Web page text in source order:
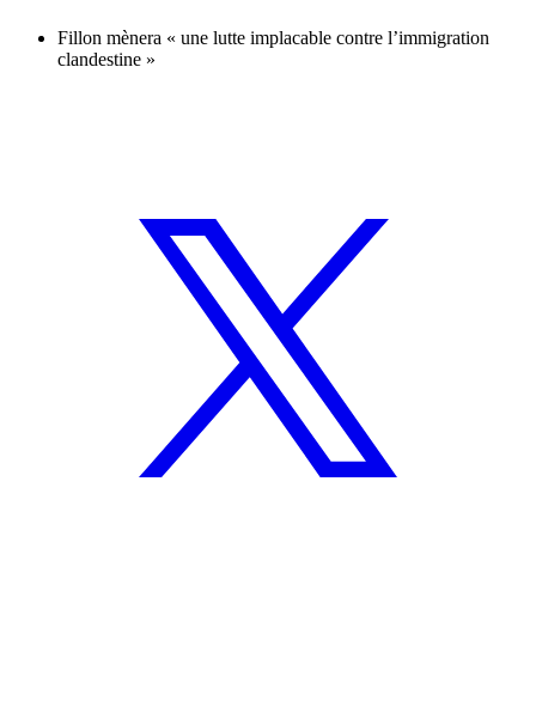
Fillon mènera « une lutte implacable contre l’immigration
clandestine »